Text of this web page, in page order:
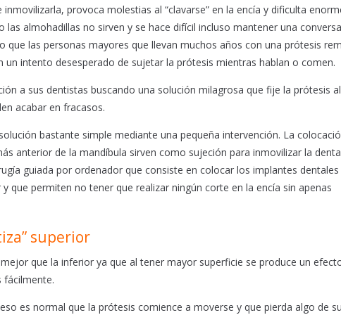
provoca molestias al “clavarse” en la encía y dificulta
almohadillas no sirven y se hace difícil incluso mantener una
las personas mayores que llevan muchos años con una prótesis
intento desesperado de sujetar la prótesis mientras hablan o comen.
a sus dentistas buscando una solución milagrosa que fije la prótesis
acabar en fracasos.
bastante simple mediante una pequeña intervención. La
anterior de la mandíbula sirven como sujeción para inmovilizar la
guiada por ordenador que consiste en colocar los implantes dentales
que permiten no tener que realizar ningún corte en la encía sin apenas
superior
que la inferior ya que al tener mayor superficie se produce un
fácilmente.
es normal que la prótesis comience a moverse y que pierda algo de